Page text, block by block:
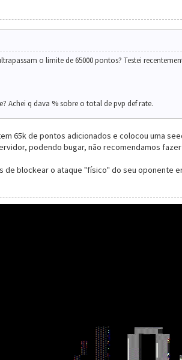
o limite de 65000 pontos? Testei
Achei q dava % sobre o total de pvp def rate.
65k de pontos adicionados e colocou uma
podendo bugar, não recomendamos
de blockear o ataque "físico" do seu oponente